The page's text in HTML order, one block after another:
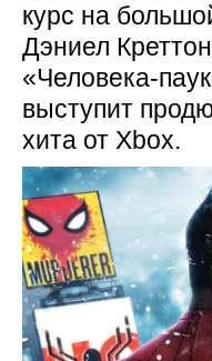
курс на
Дэниел
«Человека-
выступит
хита от Xbox.